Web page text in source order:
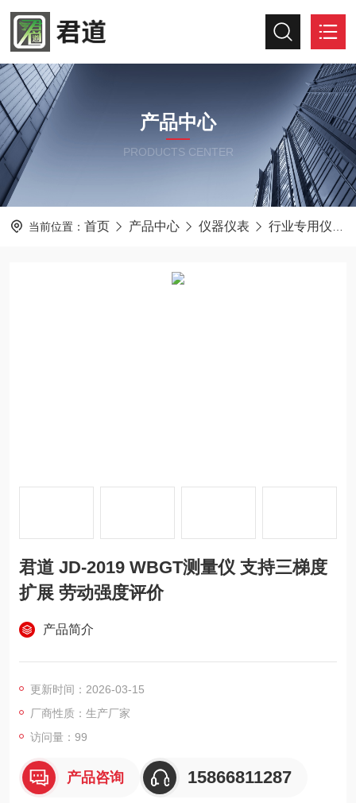
产品中心
PRODUCTS CENTER
当前位置： 首页 产品中心 仪器仪表 行业专用仪器仪表
君道 JD-2019 WBGT测量仪 支持三梯度
扩展 劳动强度评价
产品简介
更新时间：2026-03-15
厂商性质：生产厂家
访问量：99
产品咨询 15866811287